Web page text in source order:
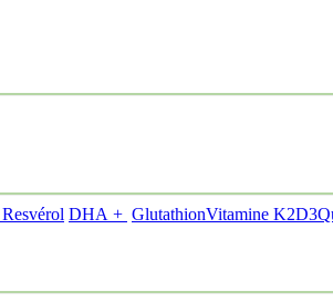
DHA + GlutathionVitamine K2D3